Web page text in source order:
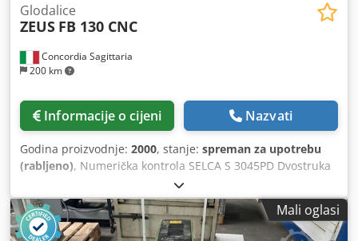
Concordia Sagittaria
200 km
Glodalice
ZEUS FB 130 CNC
Informacije o cijeni Nazvati
Godina proizvodnje: 2000, stanje: spreman za upotrebu
(rabljeno), Numerička kontrola SELCA S 3045PD Dvostruka
glava. Dimenzija stola: mm 1400 x 360. Hod uzdužne osi:
mm 1100. Hod poprečne osi: mm 350. Hod okomite osi: 500
mm. Uključeni priručnik za uporabu i održavanje.
Csdpsgiyltjfx Af Asha
Mali oglasi